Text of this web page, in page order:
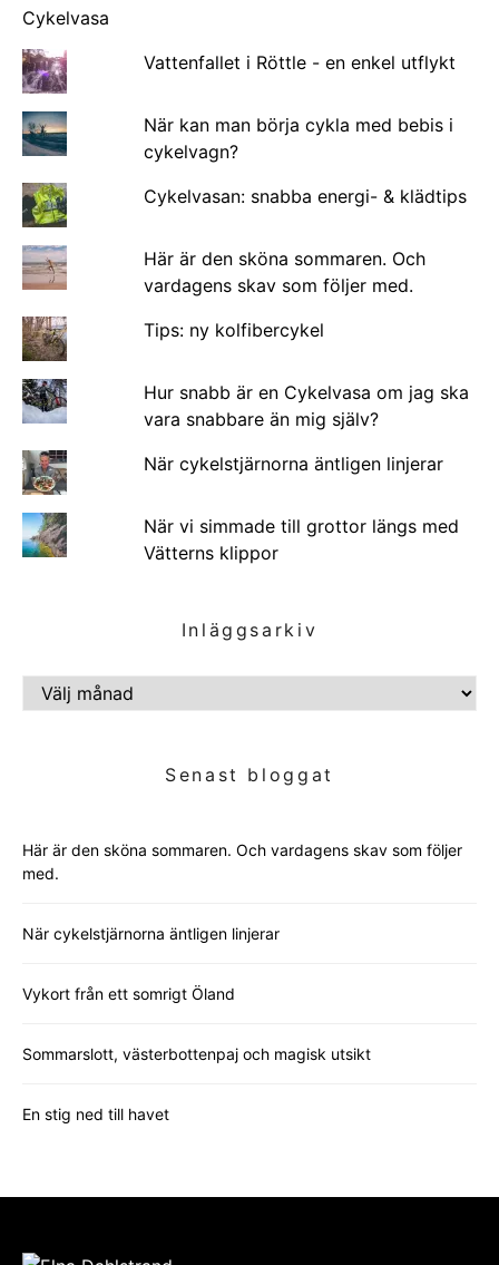
Vattenfallet i Röttle - en enkel utflykt
När kan man börja cykla med bebis i
cykelvagn?
Cykelvasan: snabba energi- & klädtips
Här är den sköna sommaren. Och
vardagens skav som följer med.
Tips: ny kolfibercykel
Hur snabb är en Cykelvasa om jag ska
vara snabbare än mig själv?
När cykelstjärnorna äntligen linjerar
När vi simmade till grottor längs med
Vätterns klippor
Inläggsarkiv
INLÄGGSARKIV
Senast bloggat
Här är den sköna sommaren. Och vardagens skav som följer
med.
När cykelstjärnorna äntligen linjerar
Vykort från ett somrigt Öland
Sommarslott, västerbottenpaj och magisk utsikt
En stig ned till havet